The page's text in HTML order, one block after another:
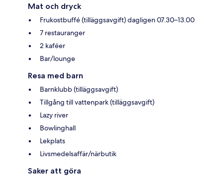
Mat och dryck
Frukostbuffé (tilläggsavgift) dagligen 07.30–13.00
7 restauranger
2 kaféer
Bar/lounge
Resa med barn
Barnklubb (tilläggsavgift)
Tillgång till vattenpark (tilläggsavgift)
Lazy river
Bowlinghall
Lekplats
Livsmedelsaffär/närbutik
Saker att göra